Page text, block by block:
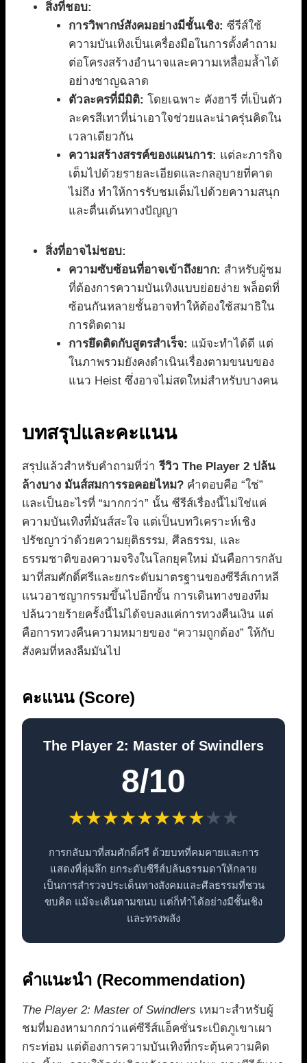
สิ่งที่ชอบ:
การวิพากษ์สังคมอย่างมีชั้นเชิง: ซีรีส์ใช้
ความบันเทิงเป็นเครื่องมือในการตั้งคำถาม
ต่อโครงสร้างอำนาจและความเหลื่อมล้ำได้
อย่างชาญฉลาด
ตัวละครที่มีมิติ: โดยเฉพาะ คังฮารี ที่เป็นตัว
ละครสีเทาที่น่าเอาใจช่วยและน่าครุ่นคิดใน
เวลาเดียวกัน
ความสร้างสรรค์ของแผนการ: แต่ละภารกิจ
เต็มไปด้วยรายละเอียดและกลอุบายที่คาด
ไม่ถึง ทำให้การรับชมเต็มไปด้วยความสนุก
และตื่นเต้นทางปัญญา
สิ่งที่อาจไม่ชอบ:
ความซับซ้อนที่อาจเข้าถึงยาก: สำหรับผู้ชม
ที่ต้องการความบันเทิงแบบย่อยง่าย พล็อตที่
ซ้อนกันหลายชั้นอาจทำให้ต้องใช้สมาธิใน
การติดตาม
การยึดติดกับสูตรสำเร็จ: แม้จะทำได้ดี แต่
ในภาพรวมยังคงดำเนินเรื่องตามขนบของ
แนว Heist ซึ่งอาจไม่สดใหม่สำหรับบางคน
บทสรุปและคะแนน
สรุปแล้วสำหรับคำถามที่ว่ารีวิว The Player 2 ปล้น
ล้างบาง มันส์สมการรอคอยไหม? คำตอบคือ “ใช่”
และเป็นอะไรที่ “มากกว่า” นั้น ซีรีส์เรื่องนี้ไม่ใช่แค่
ความบันเทิงที่มันส์สะใจ แต่เป็นบทวิเคราะห์เชิง
ปรัชญาว่าด้วยความยุติธรรม, ศีลธรรม, และ
ธรรมชาติของความจริงในโลกยุคใหม่ มันคือการกลับ
มาที่สมศักดิ์ศรีและยกระดับมาตรฐานของซีรีส์เกาหลี
แนวอาชญากรรมขึ้นไปอีกขั้น การเดินทางของทีม
ปล้นวายร้ายครั้งนี้ไม่ได้จบลงแค่การทวงคืนเงิน แต่
คือการทวงคืนความหมายของ “ความถูกต้อง” ให้กับ
สังคมที่หลงลืมมันไป
คะแนน (Score)
The Player 2: Master of Swindlers
8/10
★★★★★★★★★★
การกลับมาที่สมศักดิ์ศรี ด้วยบทที่คมคายและการ
แสดงที่ลุ่มลึก ยกระดับซีรีส์ปล้นธรรมดาให้กลาย
เป็นการสำรวจประเด็นทางสังคมและศีลธรรมที่ชวน
ขบคิด แม้จะเดินตามขนบ แต่ก็ทำได้อย่างมีชั้นเชิง
และทรงพลัง
คำแนะนำ (Recommendation)
The Player 2: Master of Swindlers เหมาะสำหรับผู้
ชมที่มองหามากกว่าแค่ซีรีส์แอ็คชั่นระเบิดภูเขาเผา
กระท่อม แต่ต้องการความบันเทิงที่กระตุ้นความคิด